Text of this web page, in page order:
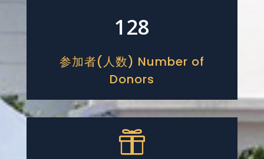
128
参加者(人数) Number of
Donors
